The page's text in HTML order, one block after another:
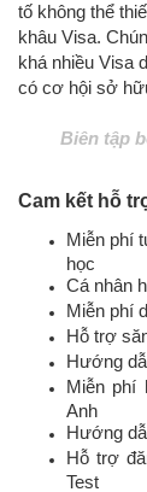
tố không thể
khâu Visa.
khá nhiều Visa
có cơ hội sở
Biên tập
Cam kết hỗ
Miễn phí
học
Cá nhân
Miễn phí
Hỗ trợ
Hướng
Miễn phí
Anh
Hướng
Hỗ trợ
Test